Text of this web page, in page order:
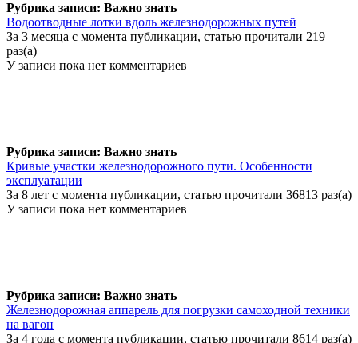
Рубрика записи: Важно знать
Водоотводные лотки вдоль железнодорожных путей
За 3 месяца с момента публикации, статью прочитали 219
раз(а)
У записи пока нет комментариев
Рубрика записи: Важно знать
Кривые участки железнодорожного пути. Особенности
эксплуатации
За 8 лет с момента публикации, статью прочитали 36813 раз(а)
У записи пока нет комментариев
Рубрика записи: Важно знать
Железнодорожная аппарель для погрузки самоходной техники
на вагон
За 4 года с момента публикации, статью прочитали 8614 раз(а)